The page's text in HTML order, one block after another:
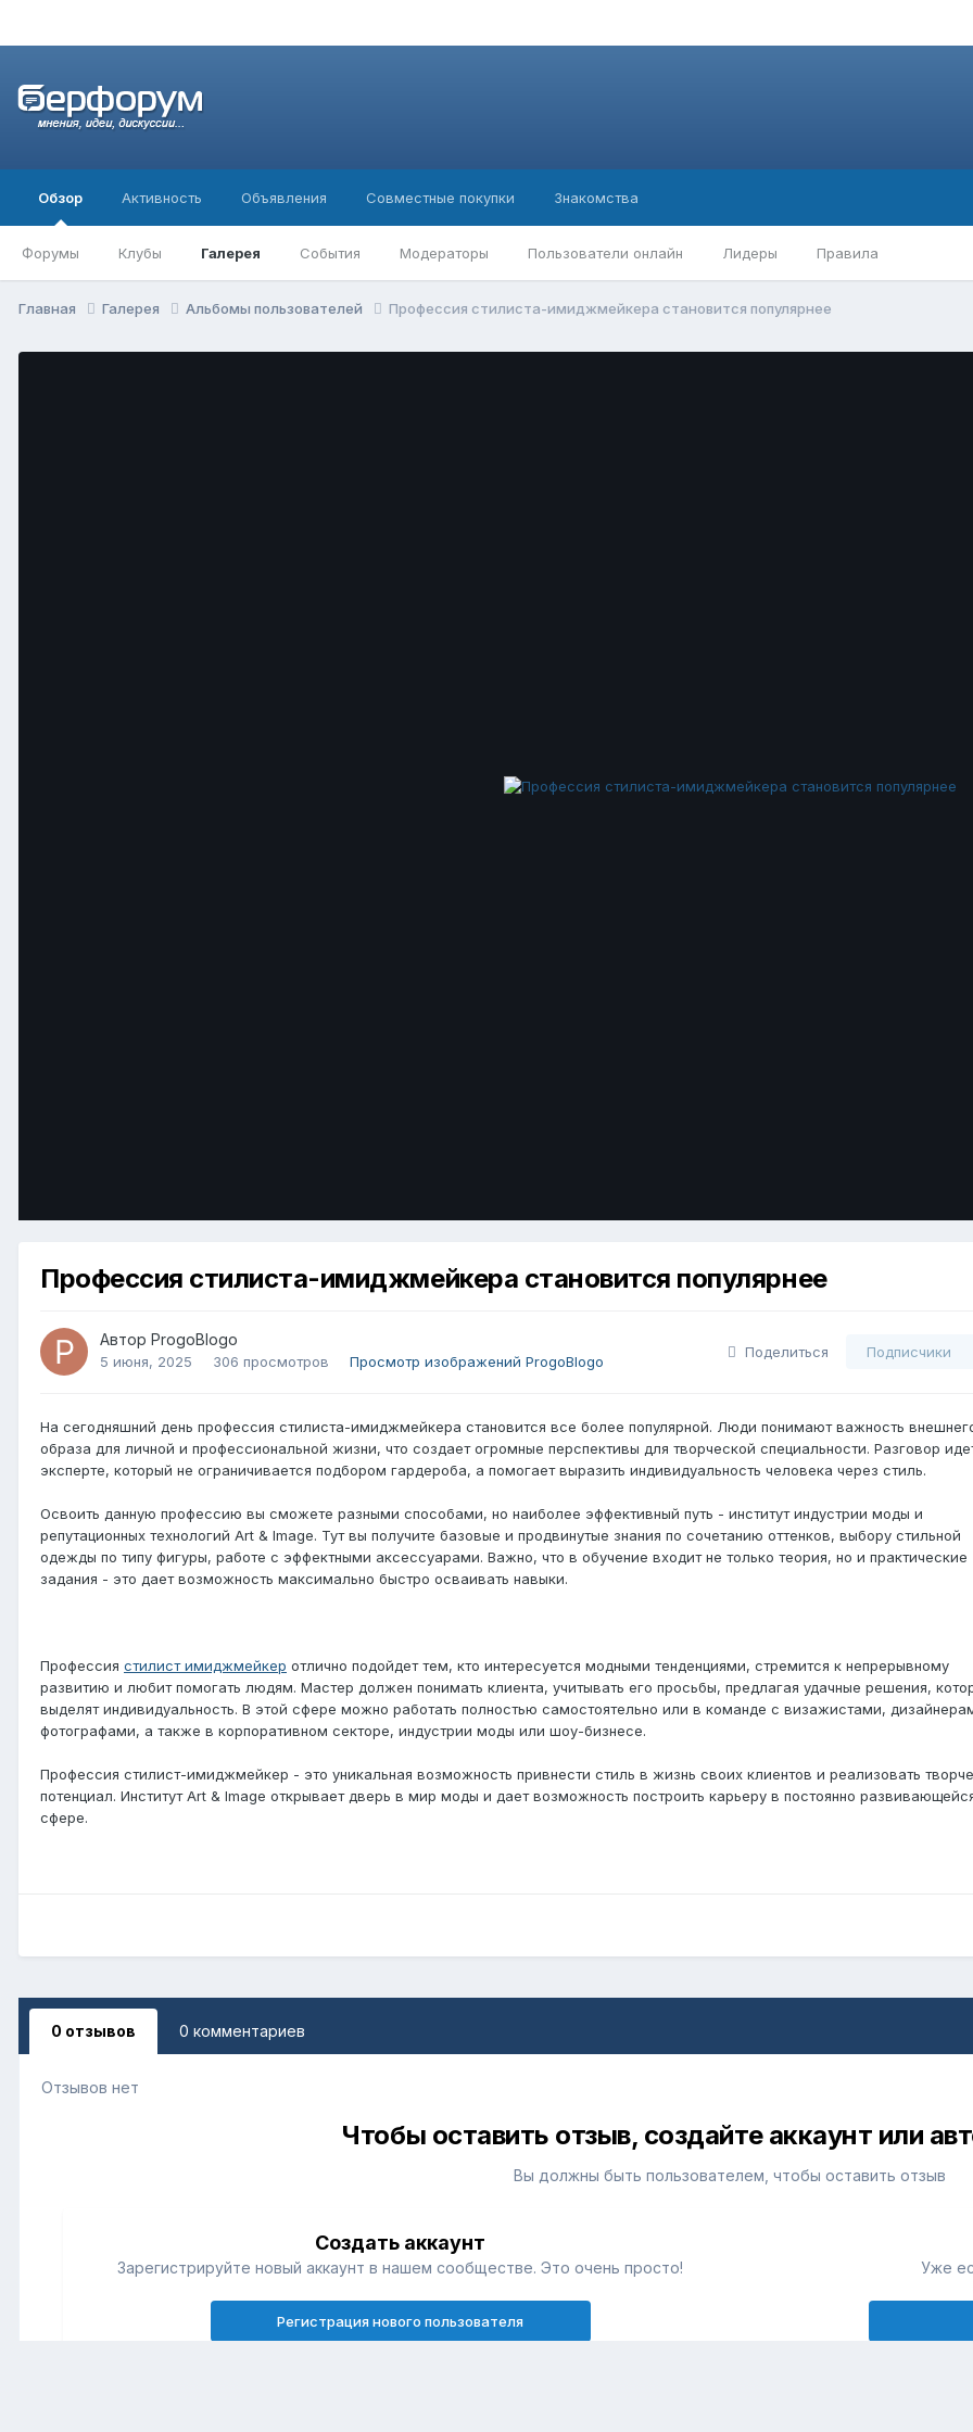
Обзор
Форумы Клубы Галерея События Модераторы Пользователи онлайн Лидеры Правила
Активность Объявления Совместные покупки Знакомства
Главная Галерея Альбомы пользователей Профессия стилиста-имиджмейкера становится популярнее
Профессия стилиста-имиджмейкера становится популярнее
Автор ProgoBlogo
5 июня, 2025 306 просмотров Просмотр изображений ProgoBlogo
Поделиться Подписчики
На сегодняшний день профессия стилиста-имиджмейкера становится все более популярной. Люди понимают важность
образа для личной и профессиональной жизни, что создает огромные перспективы для творческой специальности. Разговор
эксперте, который не ограничивается подбором гардероба, а помогает выразить индивидуальность человека через стиль.
Освоить данную профессию вы сможете разными способами, но наиболее эффективный путь - институт индустрии моды и
репутационных технологий Art & Image. Тут вы получите базовые и продвинутые знания по сочетанию оттенков, выбору стильной
одежды по типу фигуры, работе с эффектными аксессуарами. Важно, что в обучение входит не только теория, но и практические
задания - это дает возможность максимально быстро осваивать навыки.
Профессия стилист имиджмейкер отлично подойдет тем, кто интересуется модными тенденциями, стремится к непрерывному
развитию и любит помогать людям. Мастер должен понимать клиента, учитывать его просьбы, предлагая удачные решения,
выделят индивидуальность. В этой сфере можно работать полностью самостоятельно или в команде с визажистами,
фотографами, а также в корпоративном секторе, индустрии моды или шоу-бизнесе.
Профессия стилист-имиджмейкер - это уникальная возможность привнести стиль в жизнь своих клиентов и реализовать
потенциал. Институт Art & Image открывает дверь в мир моды и дает возможность построить карьеру в постоянно
сфере.
0 отзывов 0 комментариев
Отзывов нет
Чтобы оставить отзыв, создайте аккаунт или
Вы должны быть пользователем, чтобы оставить отзыв
Создать аккаунт
Зарегистрируйте новый аккаунт в нашем сообществе. Это очень просто!
Регистрация нового пользователя
Уже